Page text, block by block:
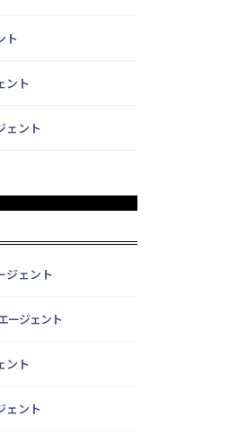
ト
ント
ェント
ジェント
ージェント
ント
ェント